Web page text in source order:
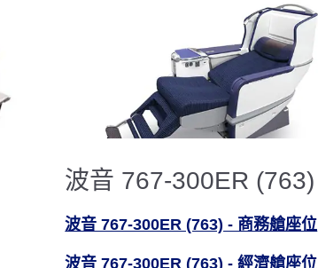
波音 767-300ER (763)
波音 767-300ER (763) - 商務艙座位
波音 767-300ER (763) - 經濟艙座位